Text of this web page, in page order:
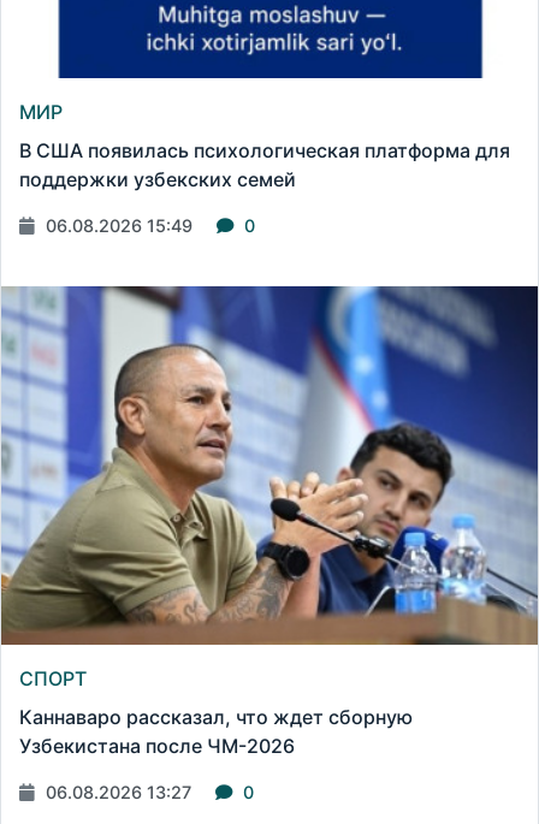
МИР
В США появилась психологическая платформа для
поддержки узбекских семей
06.08.2026 15:49 0
СПОРТ
Каннаваро рассказал, что ждет сборную
Узбекистана после ЧМ-2026
06.08.2026 13:27 0